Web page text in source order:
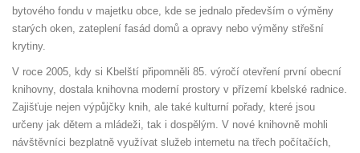
bytového fondu v majetku obce, kde se jednalo především o výměny
starých oken, zateplení fasád domů a opravy nebo výměny střešní
krytiny.
V roce 2005, kdy si Kbelští připomněli 85. výročí otevření první obecní
knihovny, dostala knihovna moderní prostory v přízemí kbelské radnice.
Zajišťuje nejen výpůjčky knih, ale také kulturní pořady, které jsou
určeny jak dětem a mládeži, tak i dospělým. V nové knihovně mohli
návštěvníci bezplatně využívat služeb internetu na třech počítačích,